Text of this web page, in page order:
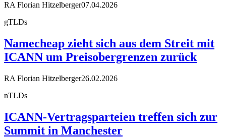
RA Florian Hitzelberger07.04.2026
gTLDs
Namecheap zieht sich aus dem Streit mit
ICANN um Preisobergrenzen zurück
RA Florian Hitzelberger26.02.2026
nTLDs
ICANN-Vertragsparteien treffen sich zur
Summit in Manchester